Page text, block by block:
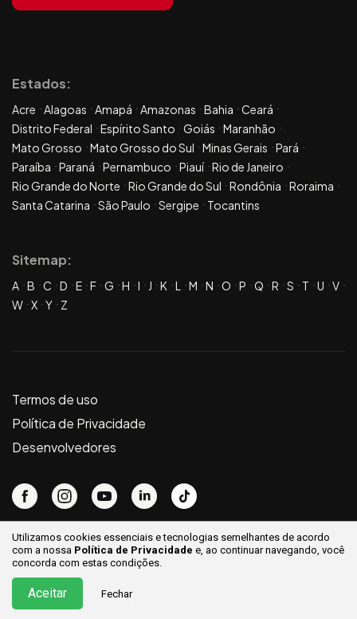
Utilizamos cookies essenciais e tecnologias semelhantes de acordo
com a nossa Política de Privacidade e, ao continuarnavegando, você
concorda com estas condições.
Aceitar Fechar
Estados:
Acre Alagoas Amapá Amazonas Bahia
Ceará
Distrito Federal
Espírito Santo Goiás
Maranhão
Mato Grosso
Mato Grosso do Sul Minas Gerais
Pará
Paraíba
Paraná Pernambuco Piauí Rio de Janeiro
Rio Grande do Norte
Rio Grande do Sul Rondônia
Roraima
Santa Catarina
São Paulo Sergipe Tocantins
Sitemap:
A B C D E F G H I J K L M N O P Q R S T U
V
W X Y Z
Termos de uso
Política de Privacidade
Desenvolvedores
© 2026 ® Todos os direitos reservados.